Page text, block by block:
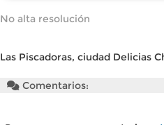
No alta resolución
Las Piscadoras, ciudad Delicias
Comentarios: